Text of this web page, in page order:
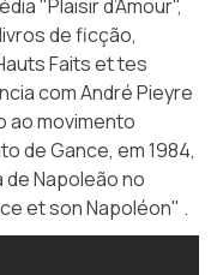
"Plaisir d’Amour",
de ficção,
Faits et tes
com André Pieyre
ao movimento
de Gance, em 1984,
Napoleão no
et son Napoléon" .